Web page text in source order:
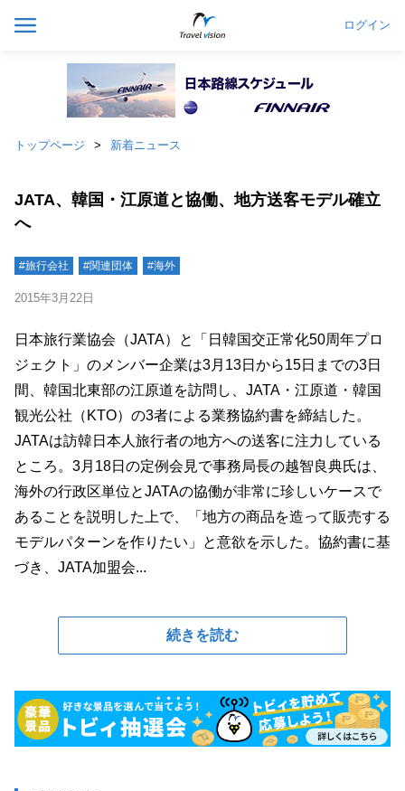
ログイン
トップページ 新着ニュース
JATA、韓国・江原道と協働、地方送客モデル確立
へ
#旅行会社 #関連団体 #海外
2015年3月22日
日本旅行業協会（JATA）と「日韓国交正常化50周年プロ
ジェクト」のメンバー企業は3月13日から15日までの3日
間、韓国北東部の江原道を訪問し、JATA・江原道・韓国
観光公社（KTO）の3者による業務協約書を締結した。
JATAは訪韓日本人旅行者の地方への送客に注力している
ところ。3月18日の定例会見で事務局長の越智良典氏は、
海外の行政区単位とJATAの協働が非常に珍しいケースで
あることを説明した上で、「地方の商品を造って販売する
モデルパターンを作りたい」と意欲を示した。協約書に基
づき、JATA加盟会...
続きを読む